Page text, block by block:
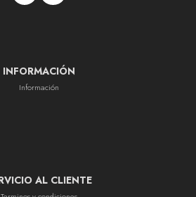
INFORMACIÓN
Información
AL CLIENTE